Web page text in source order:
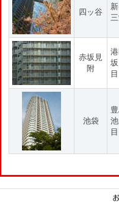
四ッ谷
赤坂見
附
目
池袋
目